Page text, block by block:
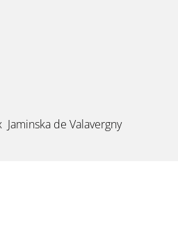
de Valavergny